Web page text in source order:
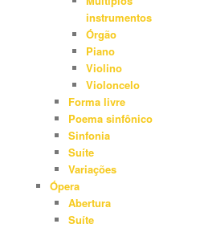
instrumentos
Órgão
Piano
Violino
Violoncelo
Forma livre
Poema sinfônico
Sinfonia
Suíte
Variações
Ópera
Abertura
Suíte